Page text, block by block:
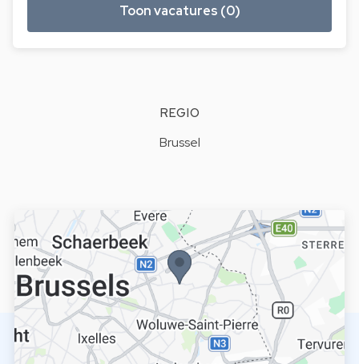
Toon vacatures (0)
REGIO
Brussel